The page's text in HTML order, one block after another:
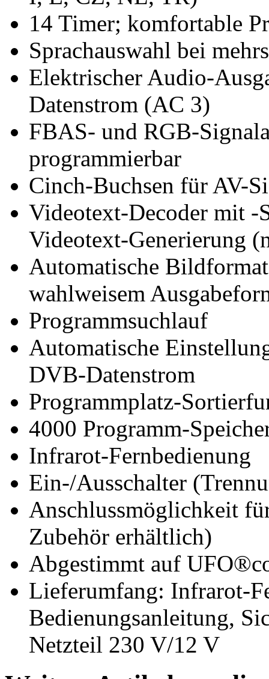
14 Timer; komfortable
Sprachauswahl bei
Elektrischer Audio-
Datenstrom (AC 3)
FBAS- und RGB-
programmierbar
Cinch-Buchsen für AV-
Videotext-Decoder mit -
Videotext-Generierung
Automatische
wahlweisem
Programmsuchlauf
Automatische
DVB-Datenstrom
Programmplatz-
4000 Programm-
Infrarot-Fernbedienung
Ein-/Ausschalter
Anschlussmöglichkeit
Zubehör erhältlich)
Abgestimmt auf
Lieferumfang: Infrarot-
Bedienungsanleitung,
Netzteil 230 V/12 V